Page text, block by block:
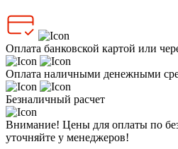
Оплата банковской картой или
Оплата наличными денежными
Безналичный расчет
Внимание! Цены для оплаты по
уточняйте у менеджеров!